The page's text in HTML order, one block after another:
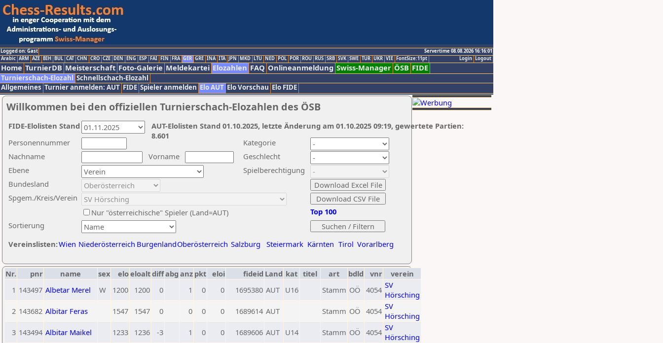
Logged on: Gast
Servertime 08.08.2026 16:16:01
Logout
Login
Arabic ARM AZE BIH BUL CAT CHN CRO CZE DEN ENG ESP FAI FIN FRA GER GRE INA ITA JPN MKD LTU NED POL POR ROU RUS SRB SVK SWE TUR UKR VIE FontSize:11pt
Home TurnierDB Meisterschaft Foto-Galerie Meldekartei Elozahlen FAQ Onlineanmeldung Swiss-Manager ÖSB FIDE
Turnierschach-Elozahl Schnellschach-Elozahl
Allgemeines Turnier anmelden: AUT FIDE Spieler anmelden Elo AUT Elo Vorschau Elo FIDE
Willkommen bei den offiziellen Turnierschach-Elozahlen des ÖSB
Nachname
Vorname
Ebene
Kategorie
Sortierung
Personennummer
Bundesland
Spgem./Kreis/Verein
Geschlecht
Nur "österreichische" Spieler (Land=AUT)
Spielberechtigung
Vereinslisten:Wien Niederösterreich BurgenlandOberösterreich Salzburg Steiermark Kärnten Tirol Vorarlberg
Top 100
AUT-Elolisten Stand 01.10.2025, letzte Änderung am 01.10.2025 09:19, gewertete Partien:
8.601
FIDE-Elolisten Stand
Nr. pnr name sex eloeloaltdiffabg anz pkt eloi fideid Land kat titel art bdld vnr
verein
1 143497 Albetar Merel W 1200 1200 0 1 0 0 1695380 AUT U16 Stamm OÖ 4054 SV
Hörsching
2 143682 Albitar Feras 1547 1547 0 0 0 0 1689614 AUT Stamm OÖ 4054 SV
Hörsching
3 143494 Albitar Maikel 1233 1236 -3 1 0 0 1689606 AUT U14 Stamm OÖ 4054 SV
Hörsching